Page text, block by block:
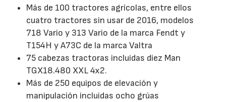
Más de 100 tractores agrícolas, entre ellos
cuatro tractores sin usar de 2016, modelos
718 Vario y 313 Vario de la marca Fendt y
T154H y A73C de la marca Valtra
75 cabezas tractoras incluidas diez Man
TGX18.480 XXL 4x2.
Más de 250 equipos de elevación y
manipulación incluidas ocho grúas